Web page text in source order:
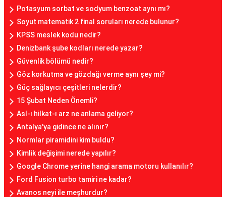
Potasyum sorbat ve sodyum benzoat aynı mı?
Soyut matematik 2 final soruları nerede bulunur?
KPSS meslek kodu nedir?
Denizbank şube kodları nerede yazar?
Güvenlik bölümü nedir?
Göz korkutma ve gözdağı verme aynı şey mi?
Güç sağlayıcı çeşitleri nelerdir?
15 Şubat Neden Önemli?
Asl-ı hilkat-ı arz ne anlama geliyor?
Antalya'ya gidince ne alınır?
Normlar piramidini kim buldu?
Kimlik değişimi nerede yapılır?
Google Chrome yerine hangi arama motoru kullanılır?
Ford Fusion turbo tamiri ne kadar?
Avanos neyi ile meşhurdur?